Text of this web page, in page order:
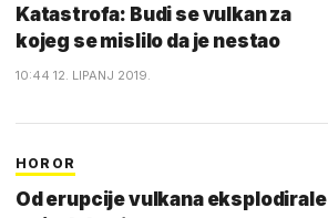
Katastrofa: Budi se vulkan za
kojeg se mislilo da je nestao
10:44 12. LIPANJ 2019.
HOROR
Od erupcije vulkana eksplodirale